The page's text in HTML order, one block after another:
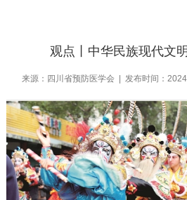
观点丨中华民族现代文
来源：四川省预防医学会 | 发布时间：